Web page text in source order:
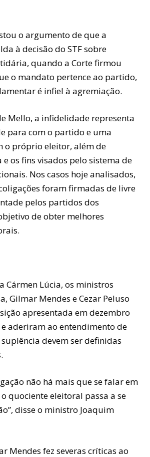
o argumento de que a
à decisão do STF sobre
quando a Corte firmou
o mandato pertence ao partido,
é infiel à agremiação.
Mello, a infidelidade representa
para com o partido e uma
o próprio eleitor, além de
os fins visados pelo sistema de
Nos casos hoje analisados,
foram firmadas de livre
pelos partidos dos
de obter melhores
Cármen Lúcia, os ministros
Gilmar Mendes e Cezar Peluso
apresentada em dezembro
aderiram ao entendimento de
devem ser definidas
não há mais que se falar em
quociente eleitoral passa a se
disse o ministro Joaquim
Mendes fez severas críticas ao